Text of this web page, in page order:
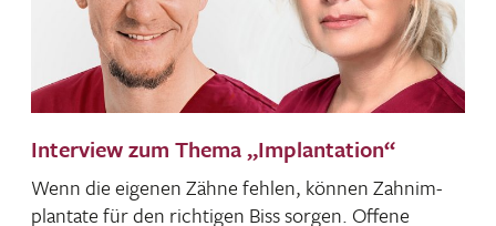
Interview zum Thema „Implantation“
Wenn die eigenen Zähne fehlen, können Zahn­im­
plan­tate für den rich­tigen Biss sorgen. Offene